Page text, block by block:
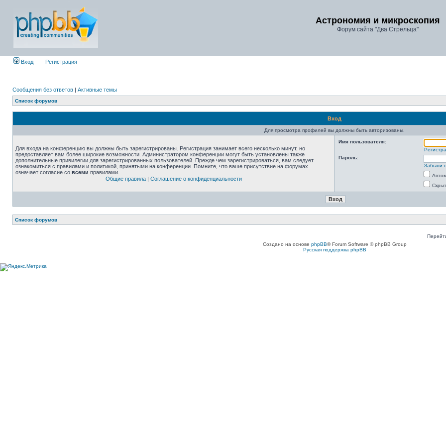
Астрономия и микроскопия
Форум сайта "Два Стрельца"
Вход Регистрация
Сообщения без ответов | Активные темы
Список форумов
Вход
Для просмотра профилей вы должны быть авторизованы.
Для входа на конференцию вы должны быть зарегистрированы. Регистрация занимает всего несколько минут, но
предоставляет вам более широкие возможности. Администратором конференции могут быть установлены также
дополнительные привилегии для зарегистрированных пользователей. Прежде чем зарегистрироваться, вам следует
ознакомиться с правилами и политикой, принятыми на конференции. Помните, что ваше присутствие на форумах
означает согласие со всеми правилами.
Общие правила| Соглашение о конфиденциальности
Имя пользователя:
Пароль:
Забыли
Список форумов
Создано на основе phpBB® Forum Software © phpBB Group
Русская поддержка phpBB